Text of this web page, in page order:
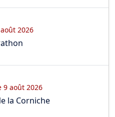
2026
9 août 2026
la Corniche